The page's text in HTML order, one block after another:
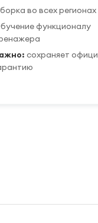
во всех
функционалу
сохраняет